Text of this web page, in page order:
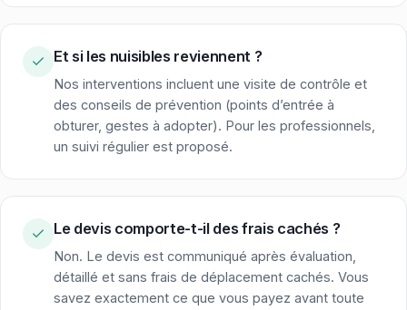
Et si les nuisibles reviennent ?
Nos interventions incluent une visite de contrôle et
des conseils de prévention (points d’entrée à
obturer, gestes à adopter). Pour les professionnels,
un suivi régulier est proposé.
Le devis comporte-t-il des frais cachés ?
Non. Le devis est communiqué après évaluation,
détaillé et sans frais de déplacement cachés. Vous
savez exactement ce que vous payez avant toute